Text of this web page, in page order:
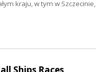
kraju, w tym w Szczecinie,